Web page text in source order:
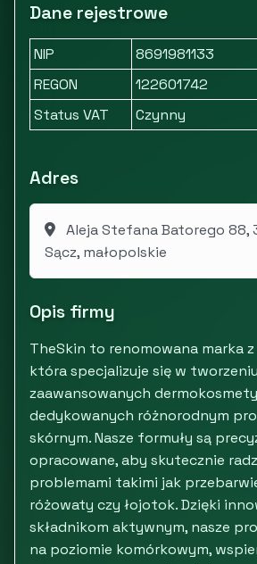
Dane rejestrowe
NIP
8691981133
REGON
122601742
Status VAT
Czynny
Adres
Aleja Stefana Batorego 88,
Sącz, małopolskie
Opis firmy
TheSkin to renomowana marka z
która specjalizuje się w tworzeniu
zaawansowanych
dedykowanych różnorodnym
skórnym. Nasze formuły są
opracowane, aby skutecznie
problemami takimi jak
różowaty czy łojotok. Dzięki
składnikom aktywnym, nasze
na poziomie komórkowym,